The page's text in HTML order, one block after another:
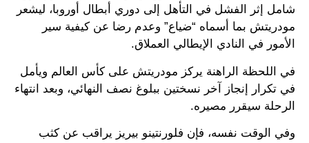
شامل إثر الفشل في التأهل إلى دوري أبطال أوروبا، ليشعر
مودريتش بما أسماه “ضياع” وعدم رضا عن كيفية سير
الأمور في النادي الإيطالي العملاق.
في اللحظة الراهنة يركز مودريتش على كأس العالم ويأمل
في تكرار إنجاز آخر نسختين ببلوغ نصف النهائي، وبعد انتهاء
الرحلة سيقرر مصيره.
وفي الوقت نفسه، فإن فلورنتينو بيريز يراقب عن كثب